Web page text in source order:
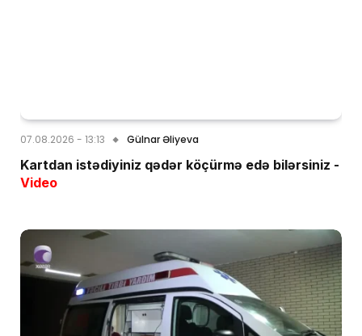
07.08.2026 - 13:13 Gülnar Əliyeva
Kartdan istədiyiniz qədər köçürmə edə bilərsiniz -
Video